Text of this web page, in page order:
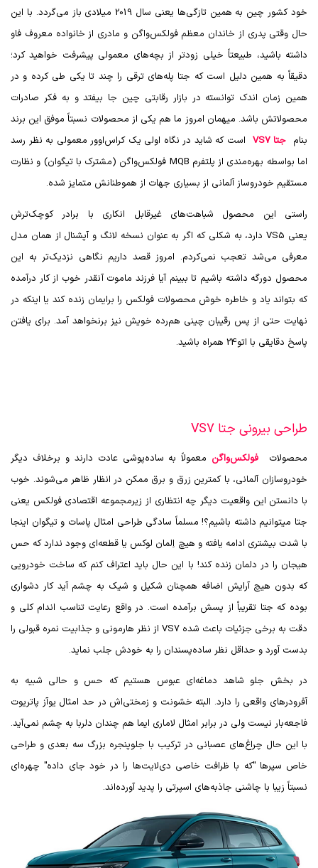
خود کشور چین به همین تازگی‌ها یعنی سال 2019 میلادی باز می‌‎گردد. با این
حال وقتی پدری از خاندان معظم فولکس‌واگن و مادری از خانواده معروف فاو
داشته باشید، طبیعتاً خیلی زودتر از بچه‌های معمولی پیشرفت خواهید کرد؛
دقیقاً به همین دلیل است که جتا پله‌های ترقی را چند تا یکی طی کرده و در
همین زمان اندک توانسته در بازار رقابتی چین جا بیفتد و به فکر صادرات
محصولاتش باشد. میهمان امروز ما هم یکی از محصولات نسبتاً موفق این برند
بنام جتا VS7
است که شاید در نگاه اولی یک کراس‌اوور معمولی به نظر رسد
اما بواسطه بهره‌مندی از پلتفرم MQB فولکس‌واگن (مشترک با تیگوان) و نظارت
مستقیم خودروساز آلمانی از بسیاری جهات از هموطنانش متمایز شده.
راستی این محصول شباهت‌های غیرقابل انکاری با برادر کوچک‌ترش
یعنی VS5دارد، به شکلی که اگر به عنوان نسخه لانگ و آپشنال از همان مدل
معرفی می‌شد تعجب نمی‌کردم. امروز قصد داریم نگاهی نزدیک‌تر به این
محصول دورگه داشته باشیم تا ببینم آیا فرزند ماموت آنقدر خوب از کار درآمده
که بتواند یاد و خاطره خوش محصولات فولکس را برایمان زنده کند یا اینکه در
نهایت حتی از پس رقیبان چینی هم‌رده خویش نیز برنخواهد آمد. برای یافتن
پاسخ دقایقی با اتو24 همراه باشید.
طراحی بیرونی جتا VS7
محصولات فولکس‌واگن معمولاً به ساده‌پوشی عادت دارند و برخلاف دیگر
خودروسازان آلمانی، با کمترین زرق و برق ممکن در انظار ظاهر می‌شوند. خوب
با دانستن این واقعیت دیگر چه انتظاری از زیرمجموعه اقتصادی فولکس یعنی
جتا میتوانیم داشته باشیم؟! مسلماً سادگی طراحی امثال پاسات و تیگوان اینجا
با شدت بیشتری ادامه یافته و هیچ اِلمان لوکس یا قطعه‌ای وجود ندارد که حس
هیجان را در دلمان زنده کند! با این حال باید اعتراف کنم که ساخت خودرویی
که بدون هیچ آرایش اضافه همچنان شکیل و شیک به چشم آید کار دشواری
بوده که جتا تقریباً از پسش برآمده است. در واقع رعایت تناسب اندام کلی و
دقت به برخی جزئیات باعث شده VS7 از نظر هارمونی و جذابیت نمره قبولی را
بدست آورد و حداقل نظر ساده‌پسندان را به خودش جلب نماید.
در بخش جلو شاهد دماغه‌ای عبوس هستیم که حس و حالی شبیه به
آفرودرهای واقعی را دارد. البته خشونت و زمختی‌اش در حد امثال یوآز پاتریوت
فاجعه‌بار نیست ولی در برابر امثال لاماری ایما هم چندان دلربا به چشم نمی‌آید.
با این حال چراغ‌های عصبانی در ترکیب با جلوپنجره بزرگ سه بعدی و طراحی
خاص سپرها "که با ظرافت خاصی دی‌لایت‌ها را در خود جای داده" چهره‌ای
نسبتاً زیبا با چاشنی جاذبه‌های اسپرتی را پدید آورده‌اند.